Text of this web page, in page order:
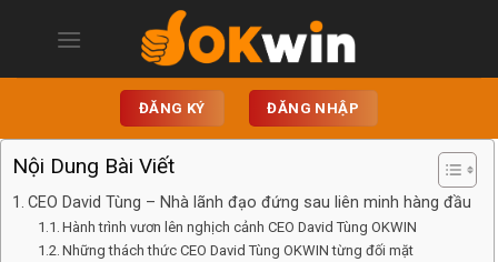
ĐĂNG KÝ ĐĂNG NHẬP
Nội Dung Bài Viết
CEO David Tùng – Nhà lãnh đạo đứng sau liên minh hàng đầu
Hành trình vươn lên nghịch cảnh CEO David Tùng OKWIN
Những thách thức CEO David Tùng OKWIN từng đối mặt